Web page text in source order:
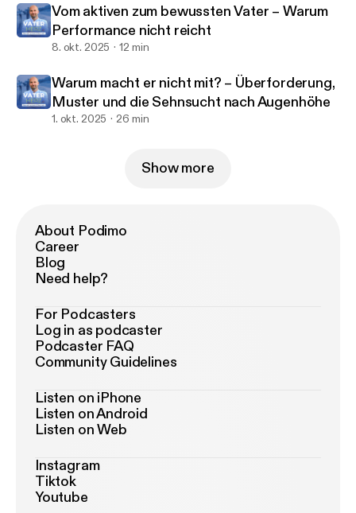
Vom aktiven zum bewussten Vater – Warum
Performance nicht reicht
8. okt. 2025 12 min
Warum macht er nicht mit? – Überforderung,
Muster und die Sehnsucht nach Augenhöhe
1. okt. 2025 26 min
Show more
About Podimo
Career
Blog
Need help?
For Podcasters
Log in as podcaster
Podcaster FAQ
Community Guidelines
Listen on iPhone
Listen on Android
Listen on Web
Instagram
Tiktok
Youtube